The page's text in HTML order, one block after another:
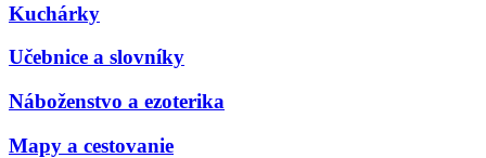
Kuchárky
Učebnice a slovníky
Náboženstvo a ezoterika
Mapy a cestovanie